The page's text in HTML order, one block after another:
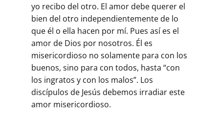
yo recibo del otro. El amor debe querer el
bien del otro independientemente de lo
que él o ella hacen por mí. Pues así es el
amor de Dios por nosotros. Él es
misericordioso no solamente para con los
buenos, sino para con todos, hasta “con
los ingratos y con los malos”. Los
discípulos de Jesús debemos irradiar este
amor misericordioso.